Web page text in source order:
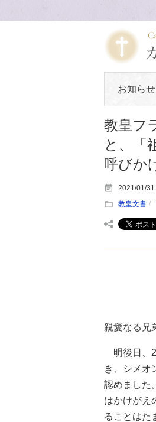
お知らせ
教皇フ
と、「
呼びか
2021/01/31
教皇文書
親愛なる兄
明後日、2
き、シメオ
認めました
はかけがえ
ることはた